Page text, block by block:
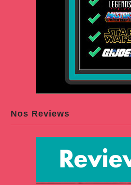
Nos Reviews